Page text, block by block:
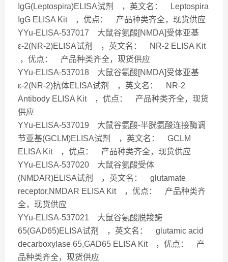
IgG(Leptospira)ELISA试剂 ，英文名： Leptospira
IgG ELISA Kit ，优点： 产品种类齐全，现货供应
YYu-ELISA-537017 大鼠谷氨酸[NMDA]受体亚基
ε-2(NR-2)ELISA试剂 ，英文名： NR-2 ELISA Kit
，优点： 产品种类齐全，现货供应
YYu-ELISA-537018 大鼠谷氨酸[NMDA]受体亚基
ε-2(NR-2)抗体ELISA试剂 ，英文名： NR-2
Antibody ELISA Kit ，优点： 产品种类齐全，现货
供应
YYu-ELISA-537019 大鼠谷氨酸-半胱氨酸连接酶调
节亚基(GCLM)ELISA试剂 ，英文名： GCLM
ELISA Kit ，优点： 产品种类齐全，现货供应
YYu-ELISA-537020 大鼠谷氨酸受体
(NMDAR)ELISA试剂 ，英文名： glutamate
receptor,NMDAR ELISA Kit ，优点： 产品种类齐
全，现货供应
YYu-ELISA-537021 大鼠谷氨酸脱羧酶
65(GAD65)ELISA试剂 ，英文名： glutamic acid
decarboxylase 65,GAD65 ELISA Kit ，优点： 产
品种类齐全，现货供应